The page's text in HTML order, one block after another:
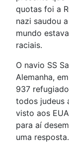
quotas foi a
nazi saudou
mundo
raciais.
O navio SS
Alemanha,
937
todos judeus
visto aos
para aí
uma